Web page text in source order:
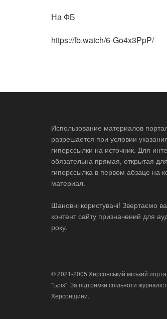
На ФБ
https://fb.watch/6-Go4x3PpP/
Использование материалов
разрешается при условии
гиперссылки на источник. Для
обязательна прямая, открытая
гиперссылка в первом абзаце на
материал.
Шановні користувачі! Звертаємо
контент сайту призначений для
року.
© 2021-2005 Херсонський міський
"Бріз". За підтримки спільноти
Херсонщини.